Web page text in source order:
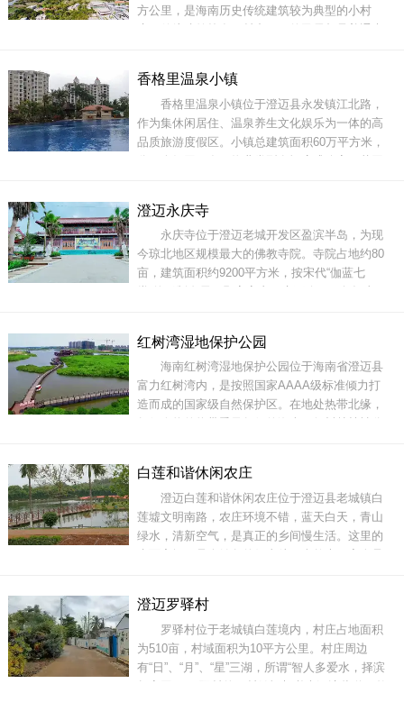
方公里，是海南历史传统建筑较为典型的小村
祠堂、古道、石碑、碑刻等。位于村东南的 “美榔
双塔”，又称“美榔姐妹塔”。其中姐塔平面六角，
五层
香格里温泉小镇
香格里温泉小镇位于澄迈县永发镇江北路，
作为集休闲居住、温泉养生文化娱乐为一体的高
品质旅游度假区。小镇总建筑面积60万平方米，
分四个组团开发，物业类型有酒店式公寓、花园
和二房户型，明厨明卫、南北通透。香格里温泉
小镇中央主体会所及商业风情街，将招标引进大
型
澄迈永庆寺
永庆寺位于澄迈老城开发区盈滨半岛，为现
今琼北地区规模最大的佛教寺院。寺院占地约80
亩，建筑面积约9200平方米，按宋代“伽蓝七
高约23米，建筑面积达1200平方米，殿内供奉释
迦牟尼佛、药师佛、阿弥陀佛与十八罗汉等，其
中三尊大佛
红树湾湿地保护公园
海南红树湾湿地保护公园位于海南省澄迈县
富力红树湾内，是按照国家AAAA级标准倾力打
造而成的国家级自然保护区。在地处热带北缘，
海洋过度的特殊生态系统。红树林湿地保护公园
内有海南岛最长的原木栈道，全长达到4.2公里。
白莲和谐休闲农庄
澄迈白莲和谐休闲农庄位于澄迈县老城镇白
莲墟文明南路，农庄环境不错，蓝天白天，青山
绿水，清新空气，是真正的乡间慢生活。这里的
菜一整天就开森的过去了。白莲和谐休闲农庄里
也有草莓园，跟小伙伴一起拎着篮子去采摘，多
有意思啊
澄迈罗驿村
罗驿村位于老城镇白莲境内，村庄占地面积
为510亩，村域面积为10平方公里。村庄周边
有“日”、“月”、“星”三湖，所谓“智人多爱水，择滨